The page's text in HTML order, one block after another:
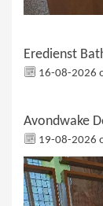
Eredienst
16-08-2026
Avondwake
19-08-2026